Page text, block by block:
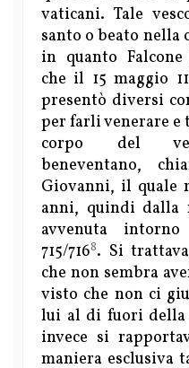
vaticani. Tale
santo o beato nella
in quanto Falcone
che il 15 maggio
presentò diversi
per farli venerare e
corpo del
beneventano,
Giovanni, il quale
anni, quindi dalla
avvenuta
715/7168. Si
che non sembra
visto che non ci
lui al di fuori della
invece si
maniera esclusiva